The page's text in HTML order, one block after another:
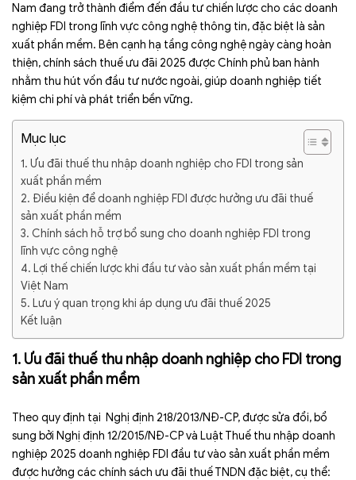
Nam đang trở thành điểm đến đầu tư chiến lược cho các doanh
nghiệp FDI trong lĩnh vực công nghệ thông tin, đặc biệt là sản
xuất phần mềm. Bên cạnh hạ tầng công nghệ ngày càng hoàn
thiện, chính sách thuế ưu đãi 2025 được Chính phủ ban hành
nhằm thu hút vốn đầu tư nước ngoài, giúp doanh nghiệp tiết
kiệm chi phí và phát triển bền vững.
Mục lục
1. Ưu đãi thuế thu nhập doanh nghiệp cho FDI trong sản
xuất phần mềm
2. Điều kiện để doanh nghiệp FDI được hưởng ưu đãi thuế
sản xuất phần mềm
3. Chính sách hỗ trợ bổ sung cho doanh nghiệp FDI trong
lĩnh vực công nghệ
4. Lợi thế chiến lược khi đầu tư vào sản xuất phần mềm tại
Việt Nam
5. Lưu ý quan trọng khi áp dụng ưu đãi thuế 2025
Kết luận
1. Ưu đãi thuế thu nhập doanh nghiệp cho FDI trong
sản xuất phần mềm
Theo quy định tại Nghị định 218/2013/NĐ-CP, được sửa đổi, bổ
sung bởi Nghị định 12/2015/NĐ-CP và Luật Thuế thu nhập doanh
nghiệp 2025 doanh nghiệp FDI đầu tư vào sản xuất phần mềm
được hưởng các chính sách ưu đãi thuế TNDN đặc biệt, cụ thể: